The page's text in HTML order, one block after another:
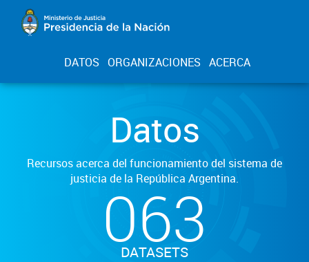
DATOS ORGANIZACIONES ACERCA
Datos
Recursos acerca del funcionamiento del sistema de
justicia de la República Argentina.
063
DATASETS